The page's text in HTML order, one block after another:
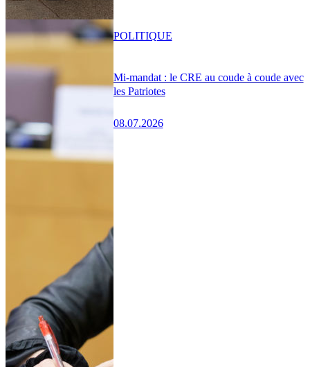
Mi-mandat : le CRE au coude à coude avec
les Patriotes
08.07.2026
POLITIQUE